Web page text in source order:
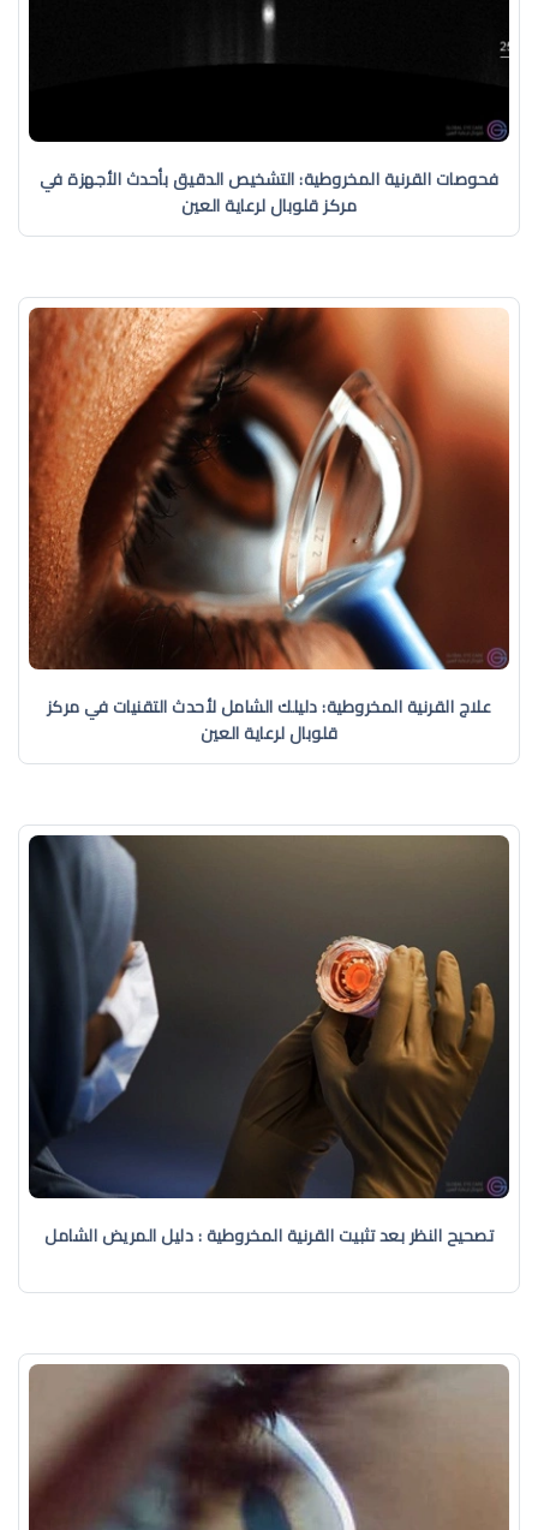
فحوصات القرنية المخروطية: التشخيص الدقيق بأحدث الأجهزة في
مركز قلوبال لرعاية العين
علاج القرنية المخروطية: دليلك الشامل لأحدث التقنيات في مركز
قلوبال لرعاية العين
تصحيح النظر بعد تثبيت القرنية المخروطية : دليل المريض الشامل